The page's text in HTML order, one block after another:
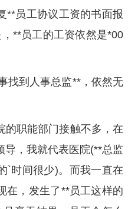
**员工协议工资的书面报
**员工的工资依然是*00
找到人事总监**，依然无
的职能部门接触不多，在
导，我就代表医院(**总监
`时间很少)。而我一直在
在，发生了**员工这样的